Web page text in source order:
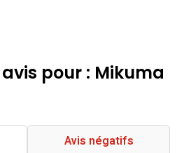
pour : Mikuma
Avis négatifs